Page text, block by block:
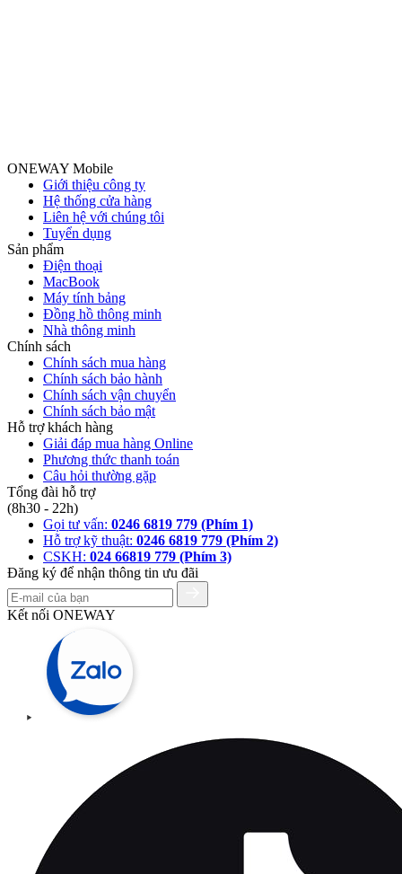
ONEWAY Mobile
Giới thiệu công ty
Hệ thống cửa hàng
Liên hệ với chúng tôi
Tuyển dụng
Sản phẩm
Điện thoại
MacBook
Máy tính bảng
Đồng hồ thông minh
Nhà thông minh
Chính sách
Chính sách mua hàng
Chính sách bảo hành
Chính sách vận chuyển
Chính sách bảo mật
Hỗ trợ khách hàng
Giải đáp mua hàng Online
Phương thức thanh toán
Câu hỏi thường gặp
Tổng đài hỗ trợ
(8h30 - 22h)
Gọi tư vấn: 0246 6819 779 (Phím 1)
Hỗ trợ kỹ thuật: 0246 6819 779 (Phím 2)
CSKH: 024 66819 779 (Phím 3)
Đăng ký để nhận thông tin ưu đãi
Kết nối ONEWAY